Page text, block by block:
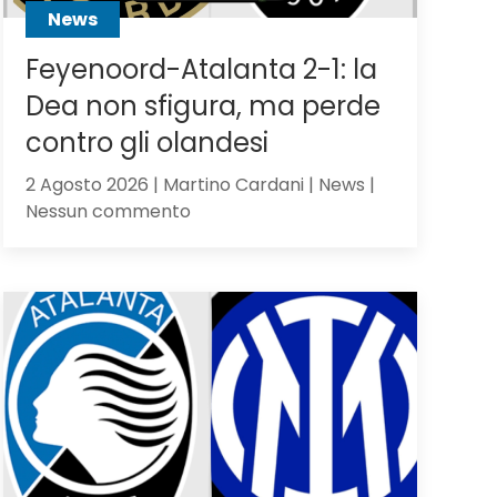
News
Feyenoord-Atalanta 2-1: la
Dea non sfigura, ma perde
contro gli olandesi
2 Agosto 2026 | Martino Cardani | News |
Nessun commentosu
2-
Dea
non
sfigura,
ma
perde